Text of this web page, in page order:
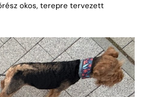
okos, terepre tervezett